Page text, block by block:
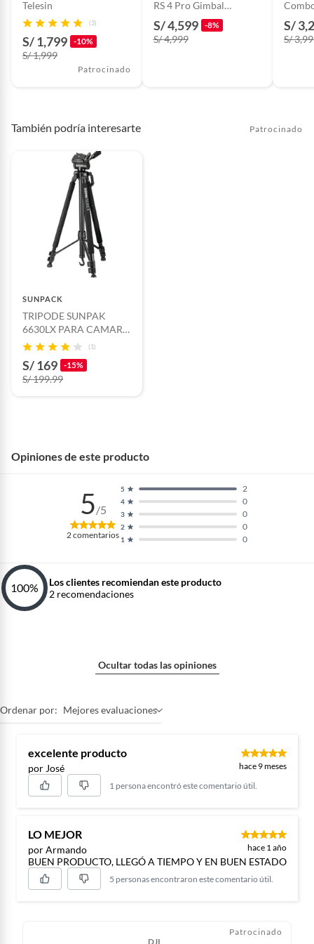
Telesin
(3)
S/ 1,799 -10%
S/ 1,999
Patrocinado
RS 4 Pro Gimbal
Profesional de 3 Ejes
para Cámaras DSLR y
Mirrorless
S/ 4,599 -8%
S/ 4,999
S/
S/
También podría interesarte Patrocinado
SUNPACK
TRIPODE SUNPAK
6630LX PARA CAMARA
DIGITAL
(1)
S/ 169 -15%
S/ 199.99
Opiniones de este producto
5/5
2comentarios 1 0
2 0
3 0
4 0
5 2
100%
Los clientes recomiendan este producto
2 recomendaciones
Ocultar todas las opiniones
Ordenar por: Mejores evaluaciones
excelente producto
por José
hace 9 meses
1 persona encontró este comentario útil.
LO MEJOR
por Armando hace 1 año
BUEN PRODUCTO, LLEGÓ A TIEMPO Y EN BUEN ESTADO
5 personas encontraron este comentario útil.
DJI
Patrocinado